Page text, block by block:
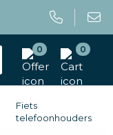
0 0
Fiets
telefoonhouders